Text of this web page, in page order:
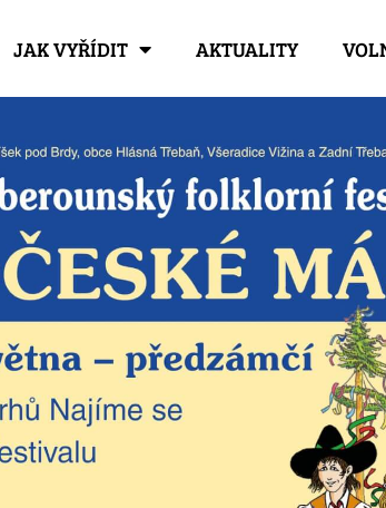
JAK VYŘÍDIT AKTUALITY